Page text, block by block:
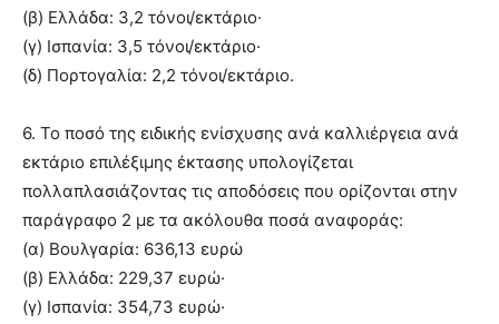
(β) Ελλάδα: 3,2 τόνοι/εκτάριο·
(γ) Ισπανία: 3,5 τόνοι/εκτάριο·
(δ) Πορτογαλία: 2,2 τόνοι/εκτάριο.
6. Το ποσό της ειδικής ενίσχυσης ανά καλλιέργεια ανά
εκτάριο επιλέξιμης έκτασης υπολογίζεται
πολλαπλασιάζοντας τις αποδόσεις που ορίζονται στην
παράγραφο 2 με τα ακόλουθα ποσά αναφοράς:
(α) Βουλγαρία: 636,13 ευρώ
(β) Ελλάδα: 229,37 ευρώ·
(γ) Ισπανία: 354,73 ευρώ·